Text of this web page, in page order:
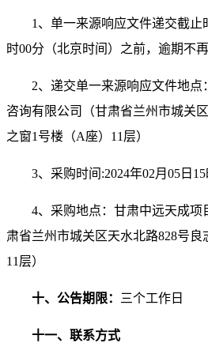
1 、 单一来源响应文件递交截止
时00分 （北京时间）之前，逾期不再
2、 递交单一来源响应文件地点：
咨询有限公司
（甘肃省兰州市城关
之窗1号楼（A座）11层）
3、 采购时间:2024年02月 05 日 15
4、 采购地点： 甘肃中远天成项
肃省兰州市城关区天水北路828号良
11层）
十、公告期限： 三个工作日
十一、联系方式